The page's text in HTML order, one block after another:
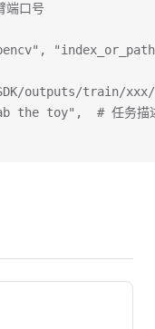
口号
outputs/train/xxx/
toy",  # 任务描